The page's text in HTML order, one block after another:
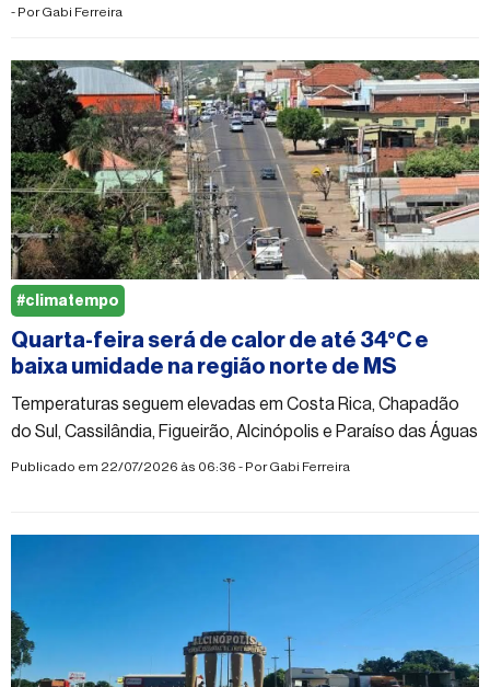
- PorGabi Ferreira
Quarta-feira será de calor de até 34°C e
baixa umidade na região norte de MS
Temperaturas seguem elevadas em Costa Rica, Chapadão
do Sul, Cassilândia, Figueirão, Alcinópolis e Paraíso das Águas
Publicado em 22/07/2026 às 06:36 - PorGabi Ferreira
#climatempo